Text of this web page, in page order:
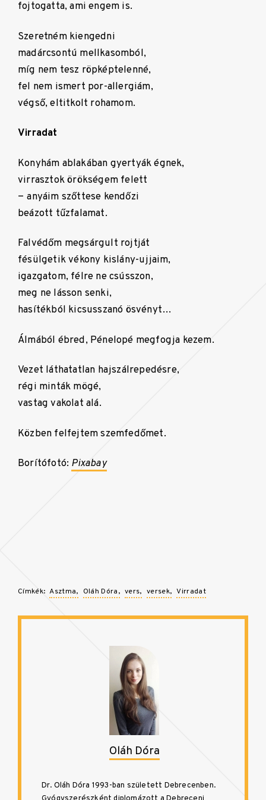
fojtogatta, ami engem is.
Szeretném kiengedni
madárcsontú mellkasomból,
míg nem tesz röpképtelenné,
fel nem ismert por-allergiám,
végső, eltitkolt rohamom.
Virradat
Konyhám ablakában gyertyák égnek,
virrasztok örökségem felett
− anyáim szőttese kendőzi
beázott tűzfalamat.
Falvédőm megsárgult rojtját
fésülgetik vékony kislány-ujjaim,
igazgatom, félre ne csússzon,
meg ne lásson senki,
hasítékból kicsusszanó ösvényt…
Álmából ébred, Pénelopé megfogja kezem.
Vezet láthatatlan hajszálrepedésre,
régi minták mögé,
vastag vakolat alá.
Közben felfejtem szemfedőmet.
Borítófotó: Pixabay
Címkék: Asztma Oláh Dóra vers versek Virradat
Oláh Dóra
Dr. Oláh Dóra 1993-ban született Debrecenben.